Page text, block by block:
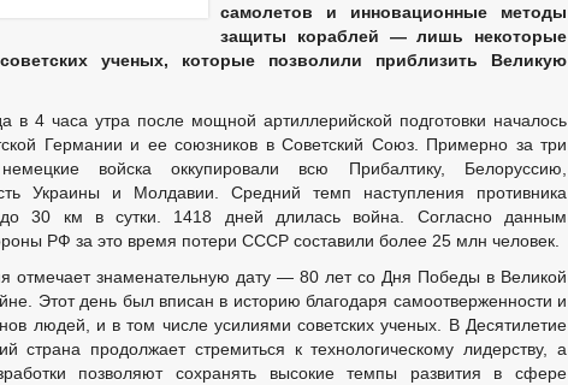
самолетов и инновационные методы
защиты кораблей — лишь некоторые
ученых, которые позволили приблизить Великую
в 4 часа утра после мощной артиллерийской подготовки началось
Германии и ее союзников в Советский Союз. Примерно за три
войска оккупировали всю Прибалтику, Белоруссию,
Украины и Молдавии. Средний темп наступления противника
30 км в сутки. 1418 дней длилась война. Согласно данным
РФ за это время потери СССР составили более 25 млн человек.
отмечает знаменательную дату — 80 лет со Дня Победы в Великой
Этот день был вписан в историю благодаря самоотверженности и
людей, и в том числе усилиями советских ученых. В Десятилетие
страна продолжает стремиться к технологическому лидерству, а
позволяют сохранять высокие темпы развития в сфере